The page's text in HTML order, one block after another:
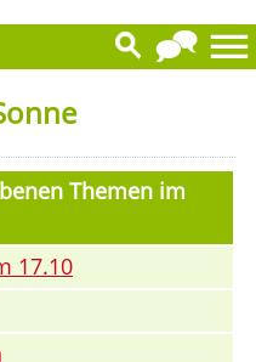
Themen im
17.10